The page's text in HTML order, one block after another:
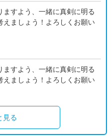
すよう、一緒に真剣に明る
えましょう！よろしくお願い
すよう、一緒に真剣に明る
えましょう！よろしくお願い
見る